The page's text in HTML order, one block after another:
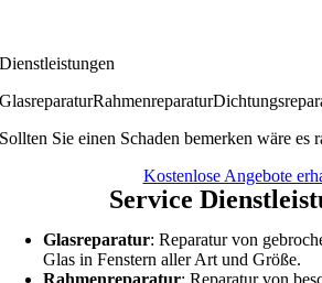
Dienstleistungen
GlasreparaturRahmenreparatur
Sollten Sie einen Schaden bemerken wäre es
Kostenlose Angebote
Service
Glasreparatur: Reparatur von
Glas in Fenstern aller Art und Größe.